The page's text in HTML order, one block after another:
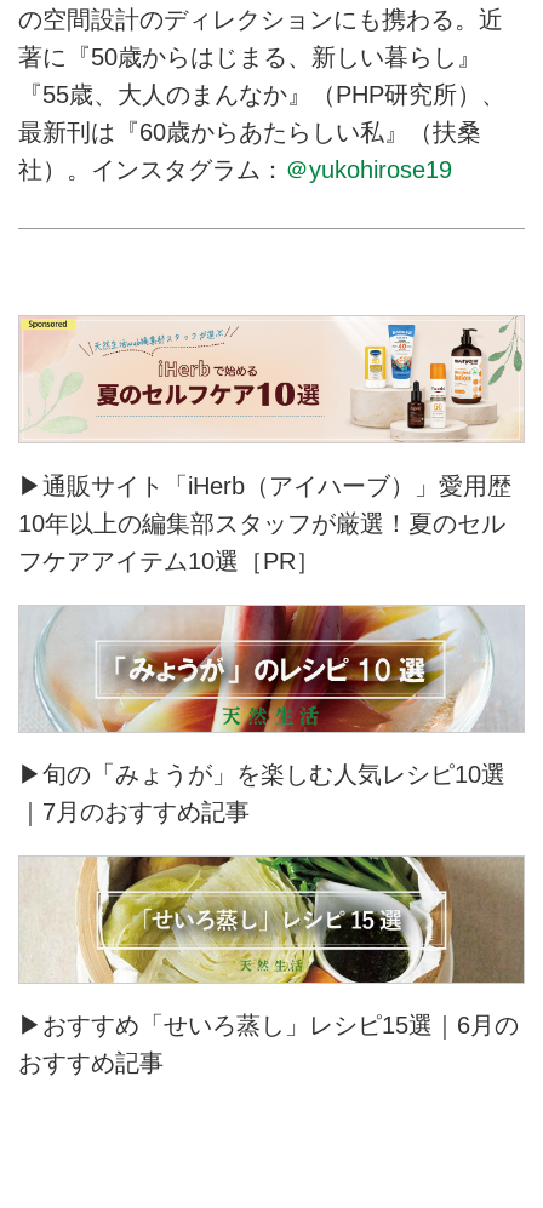
の空間設計のディレクションにも携わる。近
著に『50歳からはじまる、新しい暮らし』
『55歳、大人のまんなか』（PHP研究所）、
最新刊は『60歳からあたらしい私』（扶桑
社）。インスタグラム： ＠yukohirose19
▶通販サイト「iHerb（アイハーブ）」愛用歴
10年以上の編集部スタッフが厳選！夏のセル
フケアアイテム10選［PR］
▶旬の「みょうが」を楽しむ人気レシピ10選
｜7月のおすすめ記事
▶おすすめ「せいろ蒸し」レシピ15選｜6月の
おすすめ記事